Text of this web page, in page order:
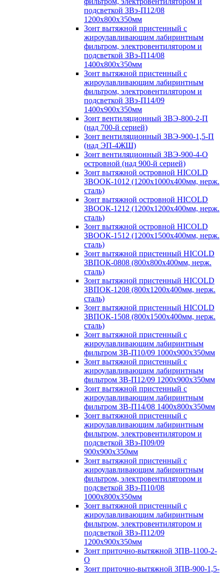
подсветкой ЗВэ-П12/08
1200х800х350мм
Зонт вытяжной пристенный с
жироулавливающим лабиринтным
фильтром, электровентилятором и
подсветкой ЗВэ-П14/08
1400х800х350мм
Зонт вытяжной пристенный с
жироулавливающим лабиринтным
фильтром, электровентилятором и
подсветкой ЗВэ-П14/09
1400х900х350мм
Зонт вентиляционный ЗВЭ-800-2-П
(над 700-й серией)
Зонт вентиляционный ЗВЭ-900-1,5-П
(над ЭП-4ЖШ)
Зонт вентиляционный ЗВЭ-900-4-О
островной (над 900-й серией)
Зонт вытяжной островной HICOLD
ЗВООК-1012 (1200х1000х400мм, нерж.
сталь)
Зонт вытяжной островной HICOLD
ЗВООК-1212 (1200x1200x400мм, нерж.
сталь)
Зонт вытяжной островной HICOLD
ЗВООК-1512 (1200х1500х400мм, нерж.
сталь)
Зонт вытяжной пристенный HICOLD
ЗВПОК-0808 (800х800х400мм, нерж.
сталь)
Зонт вытяжной пристенный HICOLD
ЗВПОК-1208 (800х1200х400мм, нерж.
сталь)
Зонт вытяжной пристенный HICOLD
ЗВПОК-1508 (800х1500х400мм, нерж.
сталь)
Зонт вытяжной пристенный с
жироулавливающим лабиринтным
фильтром ЗВ-П10/09 1000х900х350мм
Зонт вытяжной пристенный с
жироулавливающим лабиринтным
фильтром ЗВ-П12/09 1200х900х350мм
Зонт вытяжной пристенный с
жироулавливающим лабиринтным
фильтром ЗВ-П14/08 1400х800х350мм
Зонт вытяжной пристенный с
жироулавливающим лабиринтным
фильтром, электровентилятором и
подсветкой ЗВэ-П09/09
900х900х350мм
Зонт вытяжной пристенный с
жироулавливающим лабиринтным
фильтром, электровентилятором и
подсветкой ЗВэ-П10/08
1000х800х350мм
Зонт вытяжной пристенный с
жироулавливающим лабиринтным
фильтром, электровентилятором и
подсветкой ЗВэ-П12/09
1200х900х350мм
Зонт приточно-вытяжной ЗПВ-1100-2-
О
Зонт приточно-вытяжной ЗПВ-900-1,5-